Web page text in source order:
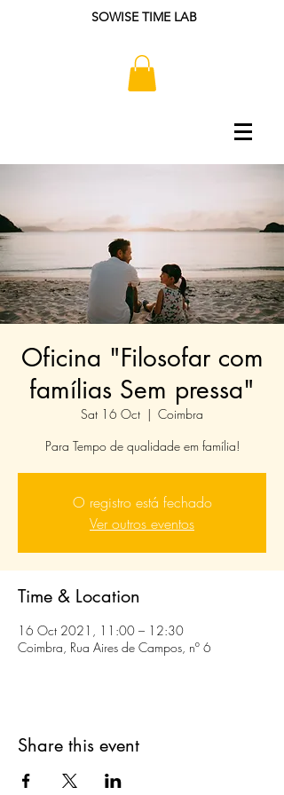
SOWISE TIME LAB
Oficina "Filosofar com
famílias Sem pressa"
Sat 16 Oct
  |
Coimbra
Para Tempo de qualidade em família!
O registro está fechado
Ver outros eventos
Time & Location
16 Oct 2021, 11:00 – 12:30
Coimbra, Rua Aires de Campos, nº 6
Share this event